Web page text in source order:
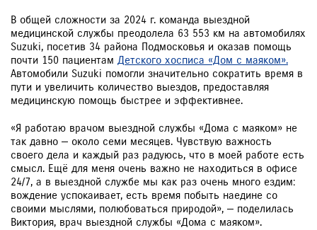
В общей сложности за 2024 г. команда выездной
медицинской службы преодолела 63 553 км на автомобилях
Suzuki, посетив 34 района Подмосковья и оказав помощь
почти 150 пациентам Детского хосписа «Дом с маяком».
Автомобили Suzuki помогли значительно сократить время в
пути и увеличить количество выездов, предоставляя
медицинскую помощь быстрее и эффективнее.
«Я работаю врачом выездной службы «Дома с маяком» не
так давно — около семи месяцев. Чувствую важность
своего дела и каждый раз радуюсь, что в моей работе есть
смысл. Ещё для меня очень важно не находиться в офисе
24/7, а в выездной службе мы как раз очень много ездим:
вождение успокаивает, есть время побыть наедине со
своими мыслями, полюбоваться природой», — поделилась
Виктория, врач выездной службы «Дома с маяком».